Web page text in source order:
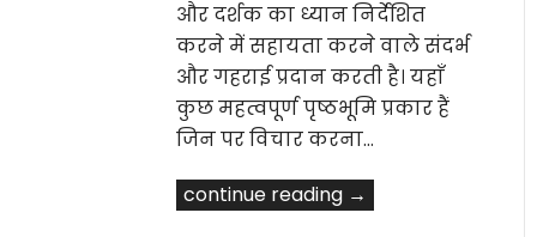
और दर्शक का ध्यान निर्देशित
करने में सहायता करने वाले संदर्भ
और गहराई प्रदान करती है। यहाँ
कुछ महत्वपूर्ण पृष्ठभूमि प्रकार हैं
जिन पर विचार करना…
continue reading →